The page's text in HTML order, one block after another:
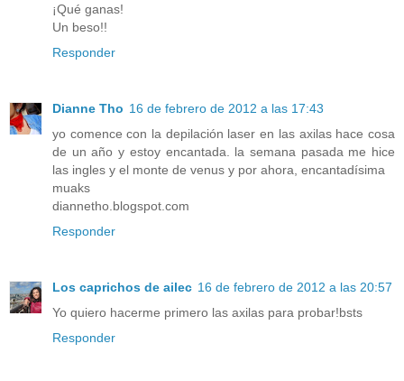
¡Qué ganas!
Un beso!!
Responder
Dianne Tho 16 de febrero de 2012 a las 17:43
yo comence con la depilación laser en las axilas hace cosa
de un año y estoy encantada. la semana pasada me hice
las ingles y el monte de venus y por ahora, encantadísima
muaks
diannetho.blogspot.com
Responder
Los caprichos de ailec 16 de febrero de 2012 a las 20:57
Yo quiero hacerme primero las axilas para probar!bsts
Responder